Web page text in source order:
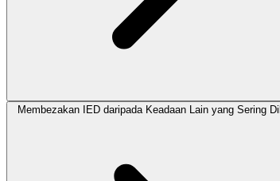
Membezakan IED daripada Keadaan Lain yang Sering